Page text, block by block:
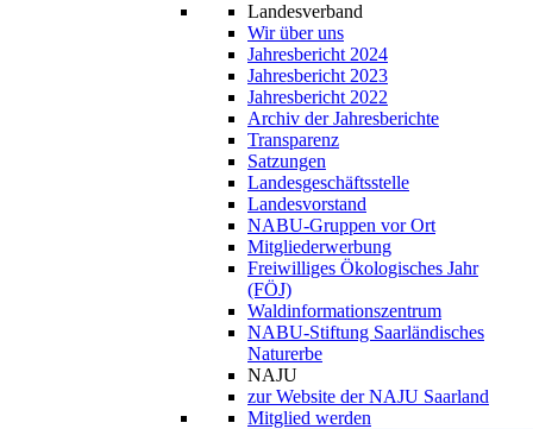
Landesverband
Wir über uns
Jahresbericht 2024
Jahresbericht 2023
Jahresbericht 2022
Archiv der Jahresberichte
Transparenz
Satzungen
Landesgeschäftsstelle
Landesvorstand
NABU-Gruppen vor Ort
Mitgliederwerbung
Freiwilliges Ökologisches Jahr
(FÖJ)
Waldinformationszentrum
NABU-Stiftung Saarländisches
Naturerbe
NAJU
zur Website der NAJU Saarland
Mitglied werden